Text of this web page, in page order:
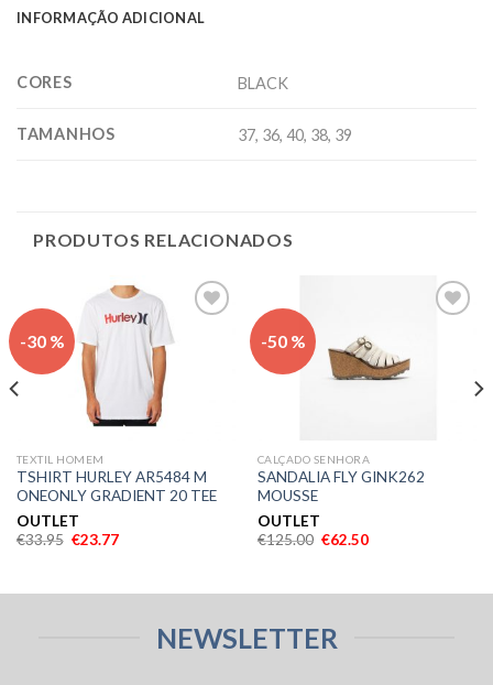
INFORMAÇÃO ADICIONAL
CORES BLACK
TAMANHOS 37, 36, 40, 38, 39
PRODUTOS RELACIONADOS
-30 %
Adicionar
aos meus
TEXTIL HOMEM
TSHIRT HURLEY AR5484 M
ONEONLY GRADIENT 20 TEE
OUTLET
€33.95 €23.77
-50 %
CALÇADO SENHORA
SANDALIA FLY GINK262
MOUSSE
OUTLET
€125.00 €62.50
NEWSLETTER